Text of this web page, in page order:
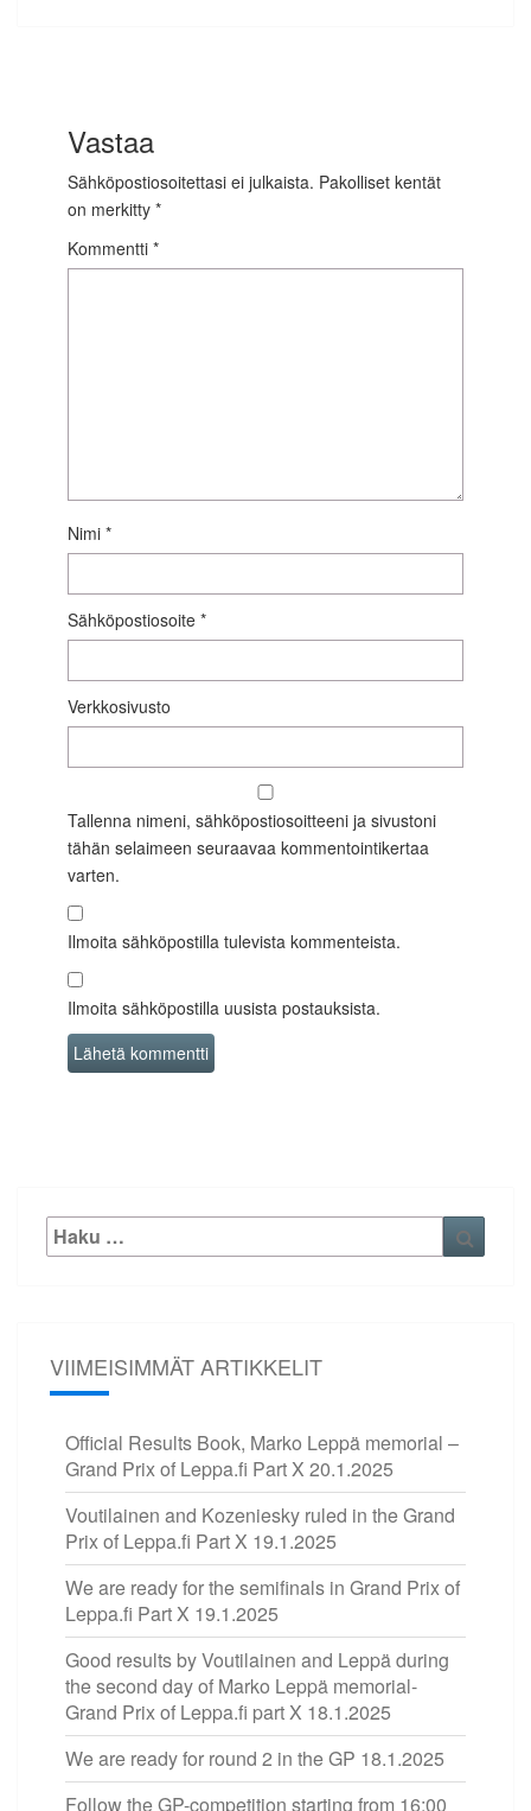
Vastaa
Sähköpostiosoitettasi ei julkaista. Pakolliset kentät
on merkitty *
Kommentti *
Nimi *
Sähköpostiosoite *
Verkkosivusto
Tallenna nimeni, sähköpostiosoitteeni ja sivustoni
tähän selaimeen seuraavaa kommentointikertaa
varten.
Ilmoita sähköpostilla tulevista kommenteista.
Ilmoita sähköpostilla uusista postauksista.
Etsi:
VIIMEISIMMÄT ARTIKKELIT
Official Results Book, Marko Leppä memorial –
Grand Prix of Leppa.fi Part X 20.1.2025
Voutilainen and Kozeniesky ruled in the Grand
Prix of Leppa.fi Part X 19.1.2025
We are ready for the semifinals in Grand Prix of
Leppa.fi Part X 19.1.2025
Good results by Voutilainen and Leppä during
the second day of Marko Leppä memorial-
Grand Prix of Leppa.fi part X 18.1.2025
We are ready for round 2 in the GP 18.1.2025
Follow the GP-competition starting from 16:00